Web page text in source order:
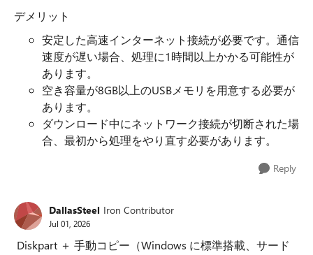
デメリット
安定した高速インターネット接続が必要です。通信
速度が遅い場合、処理に1時間以上かかる可能性が
あります。
空き容量が8GB以上のUSBメモリを用意する必要が
あります。
ダウンロード中にネットワーク接続が切断された場
合、最初から処理をやり直す必要があります。
Reply
DallasSteel Iron Contributor
Jul 01, 2026
Diskpart ＋ 手動コピー（Windows に標準搭載、サード